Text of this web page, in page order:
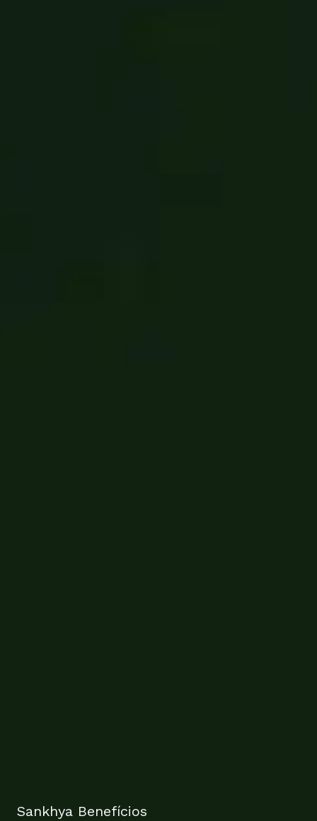
Sankhya Benefícios